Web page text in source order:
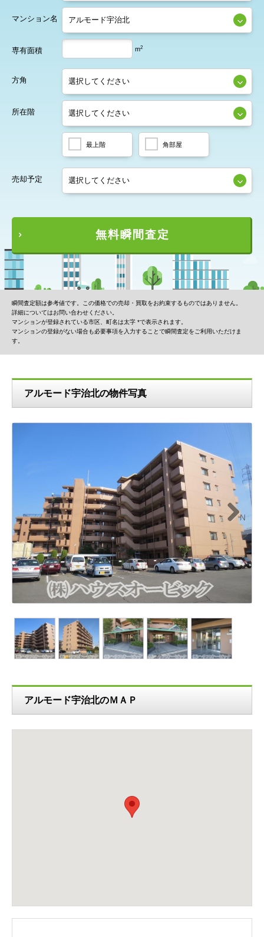
マンション名
専有面積 m2
方角
所在階
最上階 角部屋
売却予定
無料瞬間査定
瞬間査定額は参考値です。この価格での売却・買取をお約束するものではありません。
詳細についてはお問い合わせください。
マンションが登録されている市区、町名は太字 *で表示されます。
マンションの登録がない場合も必要事項を入力することで瞬間査定をご利用いただけま
す。
アルモード宇治北の物件写真
N
ext
アルモード宇治北のＭＡＰ